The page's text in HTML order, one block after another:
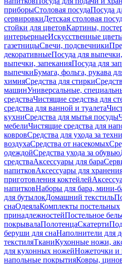
приборыСтоловая посудаПосуда
сервировкиДетская столовая
стойки для цветовКартины,
интерьерныеИскусственные
газетницыСвечи, подсвечники
декоративныеПосуда для
выпечки, запеканияПосуда для
выпечкиБумага, фольга, рукава
химияСредства для стирки
машинУниверсальные,
средстваЧистящие средства для
средства для ванной и туалета
кухниСредства для мытья посуды
мебелиЧистящие средства для
ковровСредства для ухода за
воздухаСредства от насекомых
одеждойСредства ухода за обувью
средстваАксессуары для бара
напитковАксессуары для
приготовления коктейлей
напитковНаборы для бара, мини-
для бутылокДомашний текстиль
снаОдеялаКомплекты постельных
принадлежностейПостельное
покрывалаПолотенцаСкатерти
беруши для снаНаполнители для
текстиляТканиКухонные ножи,
для кухонных ножейНожеточки и
напольные покрытияКовры,